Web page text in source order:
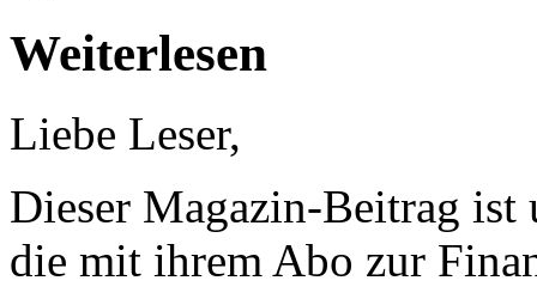
Weiterlesen
Liebe Leser,
Dieser Magazin-Beitrag ist
die mit ihrem Abo zur